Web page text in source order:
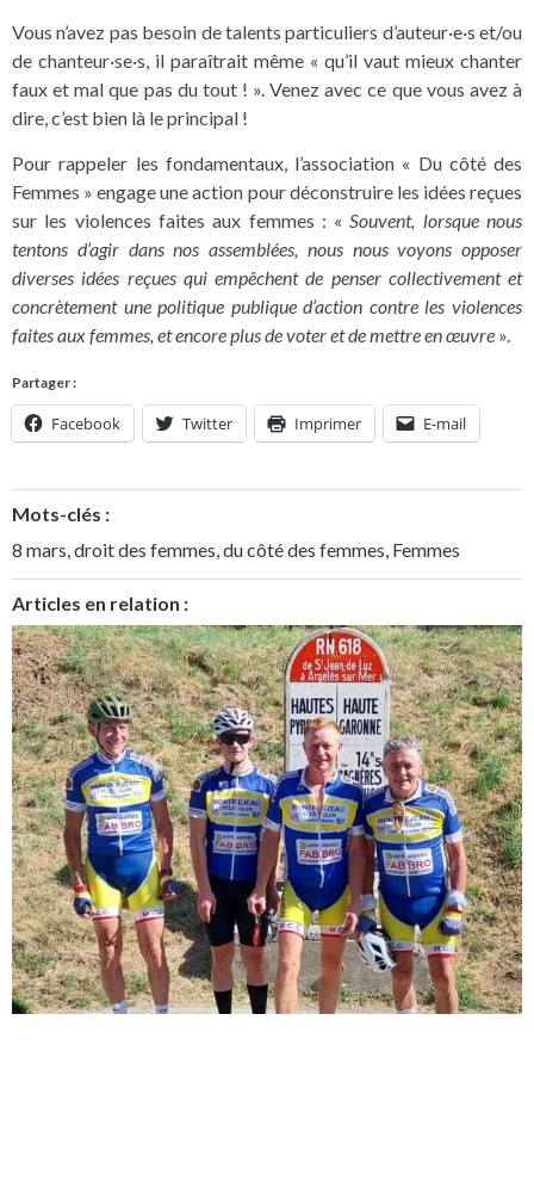
Vous n’avez pas besoin de talents particuliers d’auteur·e·s et/ou
de chanteur·se·s, il paraîtrait même « qu’il vaut mieux chanter
faux et mal que pas du tout ! ». Venez avec ce que vous avez à
dire, c’est bien là le principal !
Pour rappeler les fondamentaux, l’association « Du côté des
Femmes » engage une action pour déconstruire les idées reçues
sur les violences faites aux femmes : «Souvent, lorsque nous
tentons d’agir dans nos assemblées, nous nous voyons opposer
diverses idées reçues qui empêchent de penser collectivement et
concrètement une politique publique d’action contre les violences
faites aux femmes, et encore plus de voter et de mettre en œuvre ».
Partager :
Facebook Twitter Imprimer E-mail
Mots-clés :
8 mars,droit des femmes,du côté des femmes, Femmes
Articles en relation :